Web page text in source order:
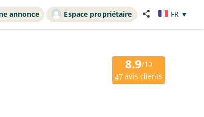
annonce Espace propriétaire FR ▼
8.9/10
47 avis clients